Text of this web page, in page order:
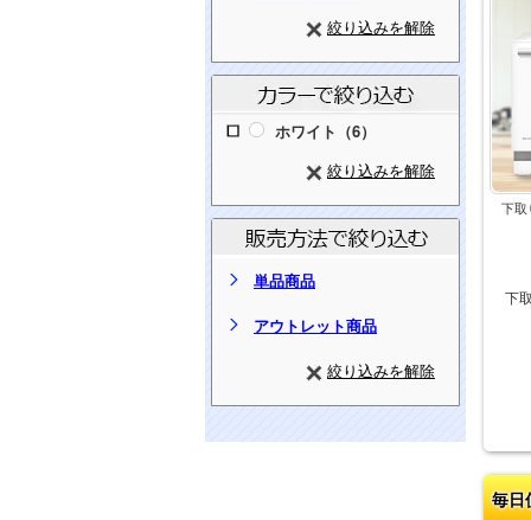
絞り込みを解除
ホワイト（6）
絞り込みを解除
単品商品
アウトレット商品
絞り込みを解除
下取
下
毎日